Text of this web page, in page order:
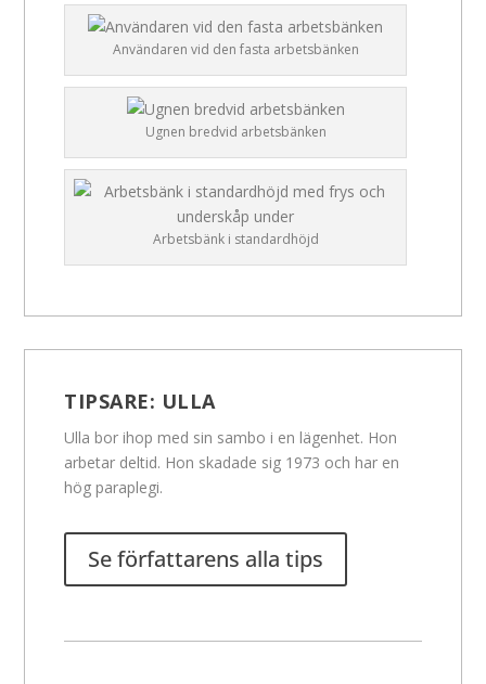
Användaren vid den fasta arbetsbänken
Ugnen bredvid arbetsbänken
Arbetsbänk i standardhöjd
TIPSARE: ULLA
Ulla bor ihop med sin sambo i en lägenhet. Hon
arbetar deltid. Hon skadade sig 1973 och har en
hög paraplegi.
Se författarens alla tips